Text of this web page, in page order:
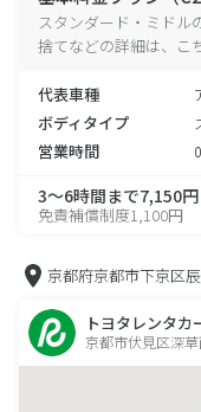
スタンダード・ミドル
捨てなどの詳細は、こ
代表車種
ボディタイプ
営業時間
3～6時間まで7,150円
免責補償制度1,100円
京都府京都市下京区
トヨタレンタカ
京都市伏見区深草